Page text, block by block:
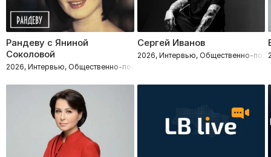
Рандеву с Яниной
Соколовой
2026, Интервью, Общественно-политическое
Сергей Иванов
2026, Интервью, Общественно-